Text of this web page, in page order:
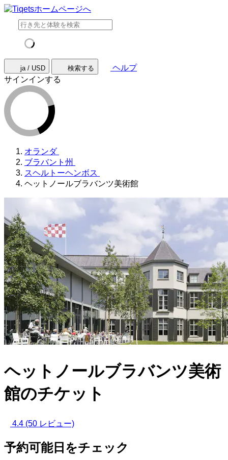
ja / USD 検索する
ヘルプ
サインインする
オランダ
ブラバント州
スヘルトーヘンボス
ヘットノールブラバンツ美術館
ヘットノールブラバンツ美術
館のチケット
4.4 (50 レビュー)
予約可能日をチェック